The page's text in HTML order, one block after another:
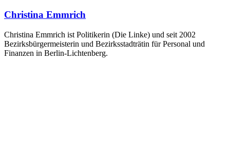
Christina Emmrich
Christina Emmrich ist Politikerin (Die Linke) und seit 2002
Bezirksbürgermeisterin und Bezirksstadträtin für Personal und
Finanzen in Berlin-Lichtenberg.